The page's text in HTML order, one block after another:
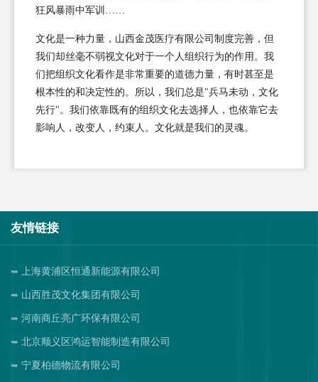
狂风暴雨中军训……
文化是一种力量，山西金茂医疗有限公司制度完善，但
我们却丝毫不弱视文化对于一个人组织行为的作用。我
们把组织文化看作是非常重要的道德力量，有时甚至是
根本性的和决定性的。所以，我们总是"兵马未动，文化
先行"。我们依靠既有的组织文化去选择人，也依靠它去
影响人，改变人，约束人。文化就是我们的灵魂。
友情链接
上海黄浦区恒通新能源有限公司
山西胜茂文化集团有限公司
河南商丘亮广环保有限公司
北京顺义区鸿运智能制造有限公司
宁夏柏德物流有限公司